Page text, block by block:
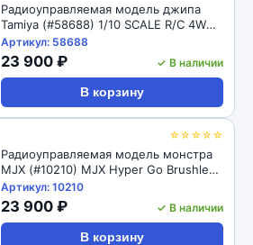
Радиоуправляемая модель джипа
Tamiya (#58688) 1/10 SCALE R/C 4WD
OFF-ROAD CAR TOYOTA LAND
CRUISER 300 (CC-02 CHASSIS)
Артикул: 58688
23 900 ₽ ✓ В наличии
В корзину
☆☆☆☆☆
Радиоуправляемая модель монстра
MJX (#10210) MJX Hyper Go Brushless
4WD ARTR 1/10 2.4G
Артикул: 10210
23 900 ₽ ✓ В наличии
В корзину